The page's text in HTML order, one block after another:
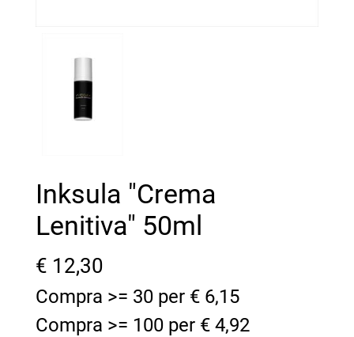
Inksula "Crema
Lenitiva" 50ml
€ 12,30
Compra >= 30 per € 6,15
Compra >= 100 per € 4,92